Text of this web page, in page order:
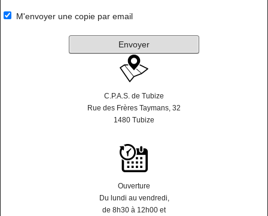
C.P.A.S. de Tubize
Rue des Frères Taymans, 32
1480 Tubize
Ouverture
Du lundi au vendredi,
de 8h30 à 12h00 et
M'envoyer une copie par email
Envoyer